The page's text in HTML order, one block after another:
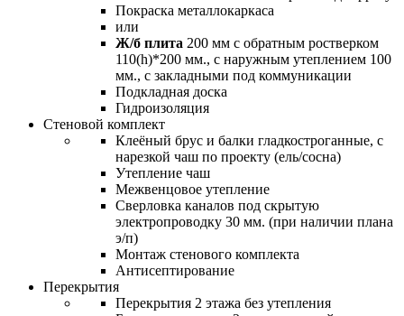
Покраска металлокаркаса
или
Ж/б плита 200 мм с обратным ростверком
110(h)*200 мм., с наружным утеплением 100
мм., с закладными под коммуникации
Подкладная доска
Гидроизоляция
Стеновой комплект
Клеёный брус и балки гладкостроганные, с
нарезкой чаш по проекту (ель/сосна)
Утепление чаш
Межвенцовое утепление
Сверловка каналов под скрытую
электропроводку 30 мм. (при наличии плана
э/п)
Монтаж стенового комплекта
Антисептирование
Перекрытия
Перекрытия 2 этажа без утепления